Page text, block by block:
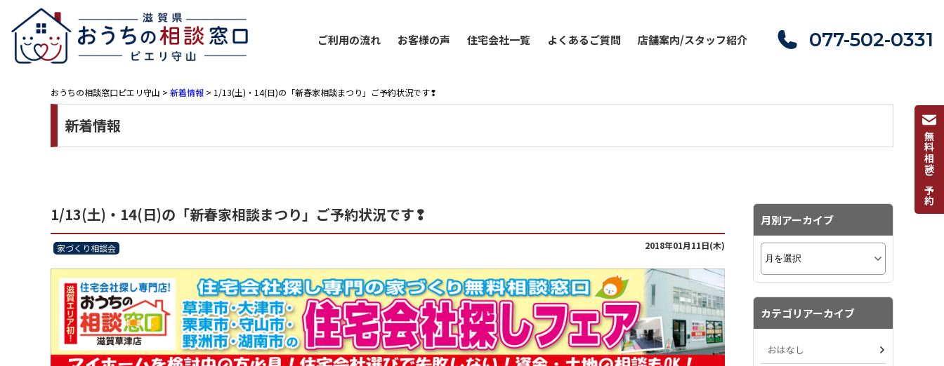
ご利用の流れ お客様の声 住宅会社一覧 よくあるご質問 店舗案内/スタッフ紹介 077-502-0331
無料相談ご予約
おうちの相談窓口ピエリ守山 > 新着情報 > 1/13(土)・14(日)の「新春家相談まつり」ご予約状況です❢
新着情報
1/13(土)・14(日)の「新春家相談まつり」ご予約状況です❢
家づくり相談会 2018年01月11日(木)
月別アーカイブ
カテゴリアーカイブ
おはなし